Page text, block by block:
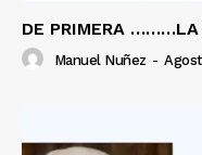
DE PRIMERA ………LA
Manuel Nuñez -